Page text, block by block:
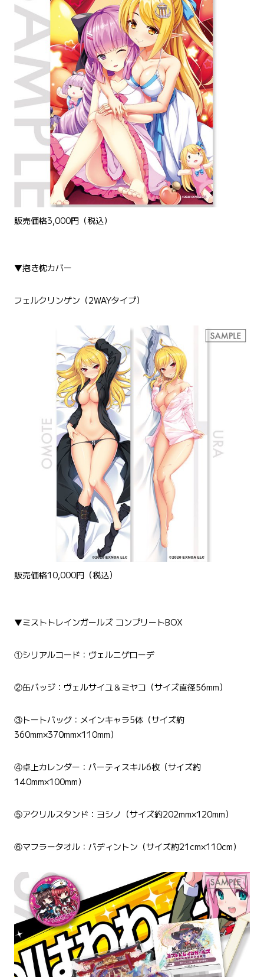
販売価格3,000円（税込）
▼抱き枕カバー
フェルクリンゲン（2WAYタイプ）
販売価格10,000円（税込）
▼ミストトレインガールズ コンプリートBOX
①シリアルコード：ヴェルニゲローデ
②缶バッジ：ヴェルサイユ＆ミヤコ（サイズ直径56mm）
③トートバッグ：メインキャラ5体（サイズ約
360mm×370mm×110mm）
④卓上カレンダー：パーティスキル6枚（サイズ約
140mm×100mm）
⑤アクリルスタンド：ヨシノ（サイズ約202mm×120mm）
⑥マフラータオル：パディントン（サイズ約21cm×110cm）